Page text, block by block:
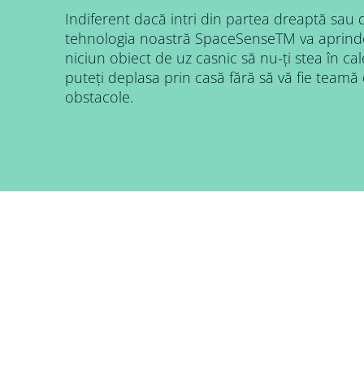
Indiferent dacă intri din partea dreaptă sau
tehnologia noastră SpaceSenseTM va
niciun obiect de uz casnic să nu-ți stea în
puteți deplasa prin casă fără să vă fie
obstacole.